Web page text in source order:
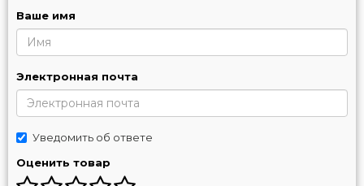
Ваше имя
Электронная почта
Уведомить об ответе
Оценить товар